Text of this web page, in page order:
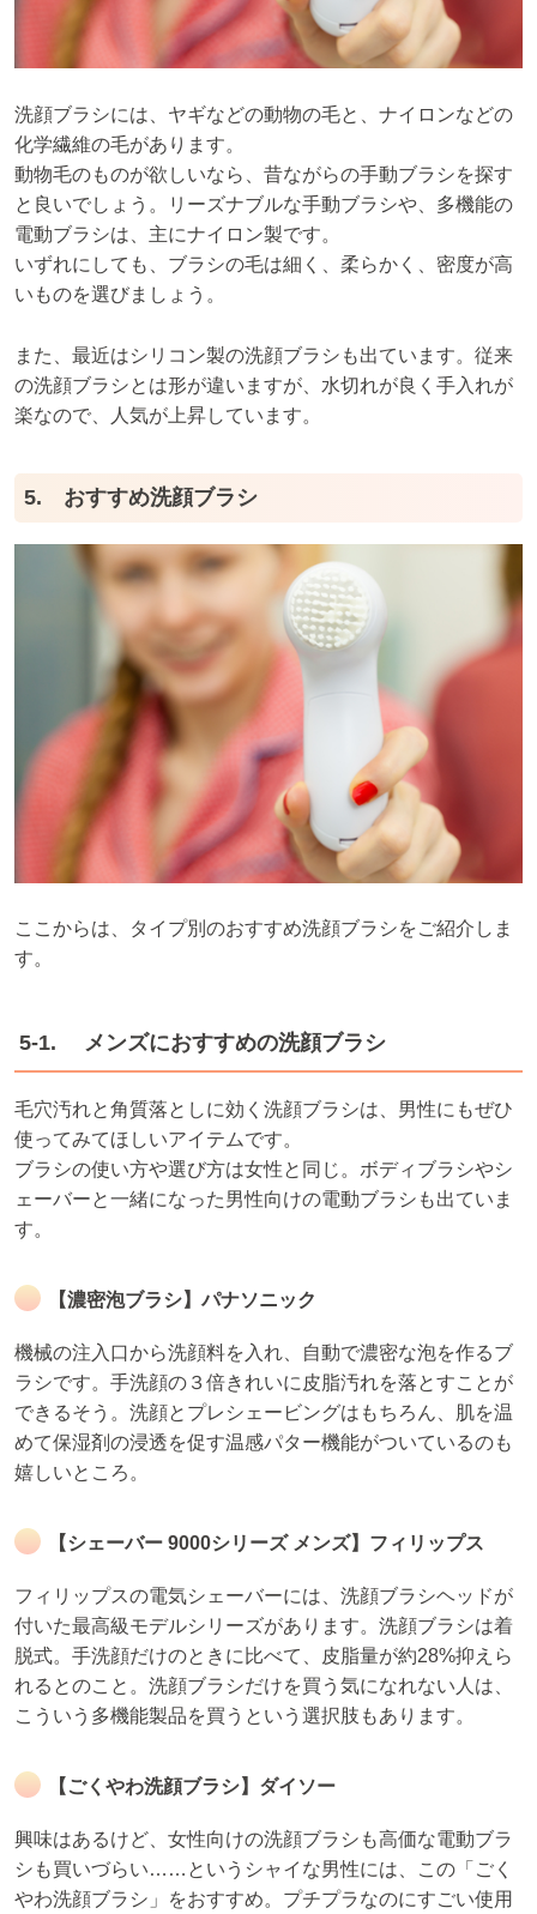
洗顔ブラシには、ヤギなどの動物の毛と、ナイロンなどの
化学繊維の毛があります。
動物毛のものが欲しいなら、昔ながらの手動ブラシを探す
と良いでしょう。リーズナブルな手動ブラシや、多機能の
電動ブラシは、主にナイロン製です。
いずれにしても、ブラシの毛は細く、柔らかく、密度が高
いものを選びましょう。
また、最近はシリコン製の洗顔ブラシも出ています。従来
の洗顔ブラシとは形が違いますが、水切れが良く手入れが
楽なので、人気が上昇しています。
5. おすすめ洗顔ブラシ
ここからは、タイプ別のおすすめ洗顔ブラシをご紹介しま
す。
5-1. メンズにおすすめの洗顔ブラシ
毛穴汚れと角質落としに効く洗顔ブラシは、男性にもぜひ
使ってみてほしいアイテムです。
ブラシの使い方や選び方は女性と同じ。ボディブラシやシ
ェーバーと一緒になった男性向けの電動ブラシも出ていま
す。
【濃密泡ブラシ】パナソニック
機械の注入口から洗顔料を入れ、自動で濃密な泡を作るブ
ラシです。手洗顔の３倍きれいに皮脂汚れを落とすことが
できるそう。洗顔とプレシェービングはもちろん、肌を温
めて保湿剤の浸透を促す温感パター機能がついているのも
嬉しいところ。
【シェーバー 9000シリーズ メンズ】フィリップス
フィリップスの電気シェーバーには、洗顔ブラシヘッドが
付いた最高級モデルシリーズがあります。洗顔ブラシは着
脱式。手洗顔だけのときに比べて、皮脂量が約28%抑えら
れるとのこと。洗顔ブラシだけを買う気になれない人は、
こういう多機能製品を買うという選択肢もあります。
【ごくやわ洗顔ブラシ】ダイソー
興味はあるけど、女性向けの洗顔ブラシも高価な電動ブラ
シも買いづらい……というシャイな男性には、この「ごく
やわ洗顔ブラシ」をおすすめ。プチプラなのにすごい使用